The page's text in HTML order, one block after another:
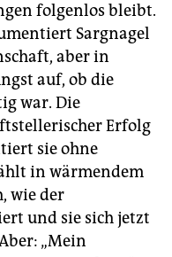
folgenlos bleibt.
Sargnagel
aber in
auf, ob die
war. Die
Erfolg
sie ohne
in wärmendem
wie der
und sie sich jetzt
„Mein